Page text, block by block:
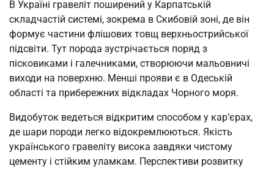
В Україні гравеліт поширений у Карпатській
складчастій системі, зокрема в Скибовій зоні, де він
формує частини флішових товщ верхньострийської
підсвіти. Тут порода зустрічається поряд з
пісковиками і галечниками, створюючи мальовничі
виходи на поверхню. Менші прояви є в Одеській
області та прибережних відкладах Чорного моря.
Видобуток ведеться відкритим способом у кар’єрах,
де шари породи легко відокремлюються. Якість
українського гравеліту висока завдяки чистому
цементу і стійким уламкам. Перспективи розвитку